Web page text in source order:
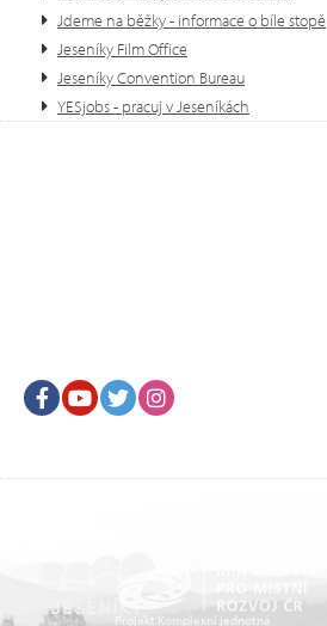
Jdeme na běžky - informace o bíle stopě
Jeseníky Film Office
Jeseníky Convention Bureau
YESjobs - pracuj v Jeseníkách
FacebookYoutubeTwitter
Projekt Komplexní jednotná